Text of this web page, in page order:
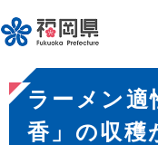
ー
ジ
先
頭
メ
本
文
ラーメン適
香」の収穫